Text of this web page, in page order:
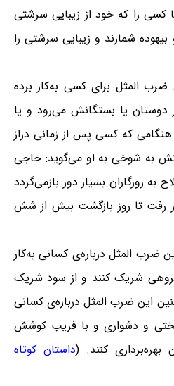
کسی را که خود از زیبایی سرشتی
بیهوده شمارند و زیبایی سرشتی را
ضرب المثل برای کسی به‌کار برده
دوستان یا بستگانش می‌رود و یا
هنگامی که کسی پس از زمانی دراز
به شوخی به او می‌گوید: حاجی
روزگاران بسیار دور بازمی‌گردد
رفت تا روز بازگشت بیش از شش
ضرب المثل درباره‌ی کسانی به‌کار
شریک کنند و از سود شریک
این ضرب المثل درباره‌ی کسانی
و دشواری و با فریب کوشش
بهره‌برداری کنند. (داستان کوتاه